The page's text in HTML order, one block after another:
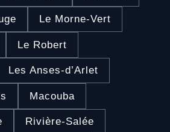
Le Morne-Vert
Le Robert
Les Anses-d’Arlet
Macouba
Rivière-Salée